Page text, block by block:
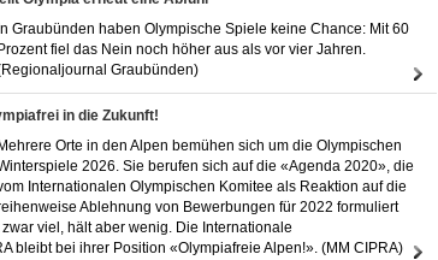
In Graubünden haben Olympische Spiele keine Chance: Mit 60
Prozent fiel das Nein noch höher aus als vor vier Jahren.
Graubünden)
in die Zukunft!
Mehrere Orte in den Alpen bemühen sich um die Olympischen
2026. Sie berufen sich auf die «Agenda 2020», die
Internationalen Olympischen Komitee als Reaktion auf die
Ablehnung von Bewerbungen für 2022 formuliert
viel, hält aber wenig. Die Internationale
bleibt bei ihrer Position «Olympiafreie Alpen!». (MM CIPRA)